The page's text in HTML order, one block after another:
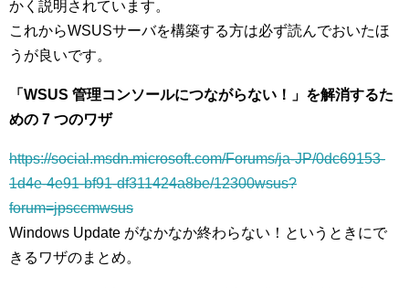
かく説明されています。
これからWSUSサーバを構築する方は必ず読んでおいたほ
うが良いです。
「WSUS 管理コンソールにつながらない！」を解消するた
めの 7 つのワザ
https://social.msdn.microsoft.com/Forums/ja-JP/0dc69153-
1d4e-4e91-bf91-df311424a8be/12300wsus?
forum=jpsccmwsus
Windows Update がなかなか終わらない！というときにで
きるワザのまとめ。